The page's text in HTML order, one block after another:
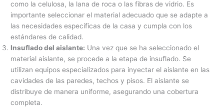
como la celulosa, la lana de roca o las fibras de vidrio. Es
importante seleccionar el material adecuado que se adapte a
las necesidades específicas de la casa y cumpla con los
estándares de calidad.
Insuflado del aislante: Una vez que se ha seleccionado el
material aislante, se procede a la etapa de insuflado. Se
utilizan equipos especializados para inyectar el aislante en las
cavidades de las paredes, techos y pisos. El aislante se
distribuye de manera uniforme, asegurando una cobertura
completa.